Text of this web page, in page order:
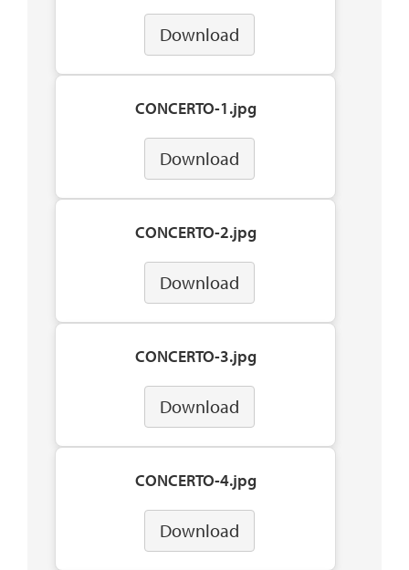
Download
CONCERTO-1.jpg
Download
CONCERTO-2.jpg
Download
CONCERTO-3.jpg
Download
CONCERTO-4.jpg
Download